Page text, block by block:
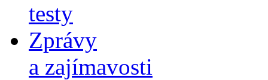
testy
Zprávy
a zajímavosti